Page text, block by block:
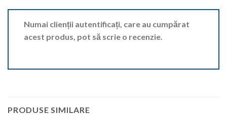
Numai clienții autentificați, care au cumpărat
acest produs, pot să scrie o recenzie.
PRODUSE SIMILARE